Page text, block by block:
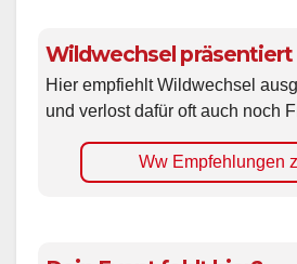
Wildwechsel präsentiert
Hier empfiehlt Wildwechsel
und verlost dafür oft auch noch
Ww Empfehlungen